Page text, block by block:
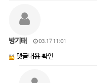
방기태 03.17 11:01
댓글내용 확인